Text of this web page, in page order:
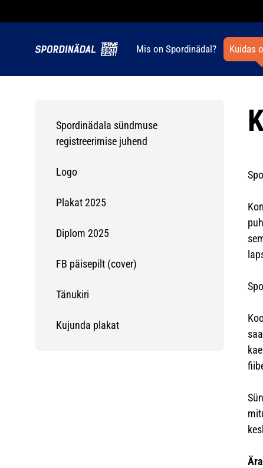
Mis on Spordinädal? Kuidas
Spordinädala sündmuse
registreerimise juhend
Logo
Plakat 2025
Diplom 2025
FB päisepilt (cover)
Tänukiri
Kujunda plakat